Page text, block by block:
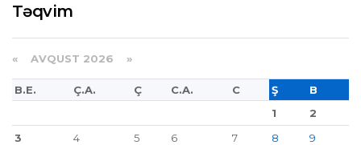
Təqvim
« AVQUST 2026 »
B.E. Ç.A. Ç C.A. C Ş
B
1
2
3
4 5 6 7 8
9